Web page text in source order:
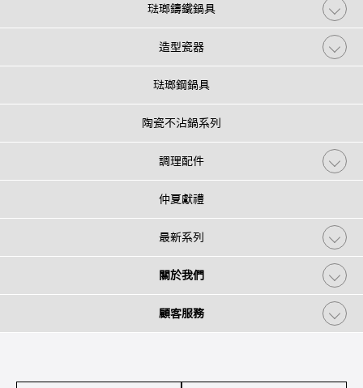
琺瑯鑄鐵鍋具
造型瓷器
琺瑯鋼鍋具
陶瓷不沾鍋系列
調理配件
仲夏獻禮
最新系列
關於我們
顧客服務